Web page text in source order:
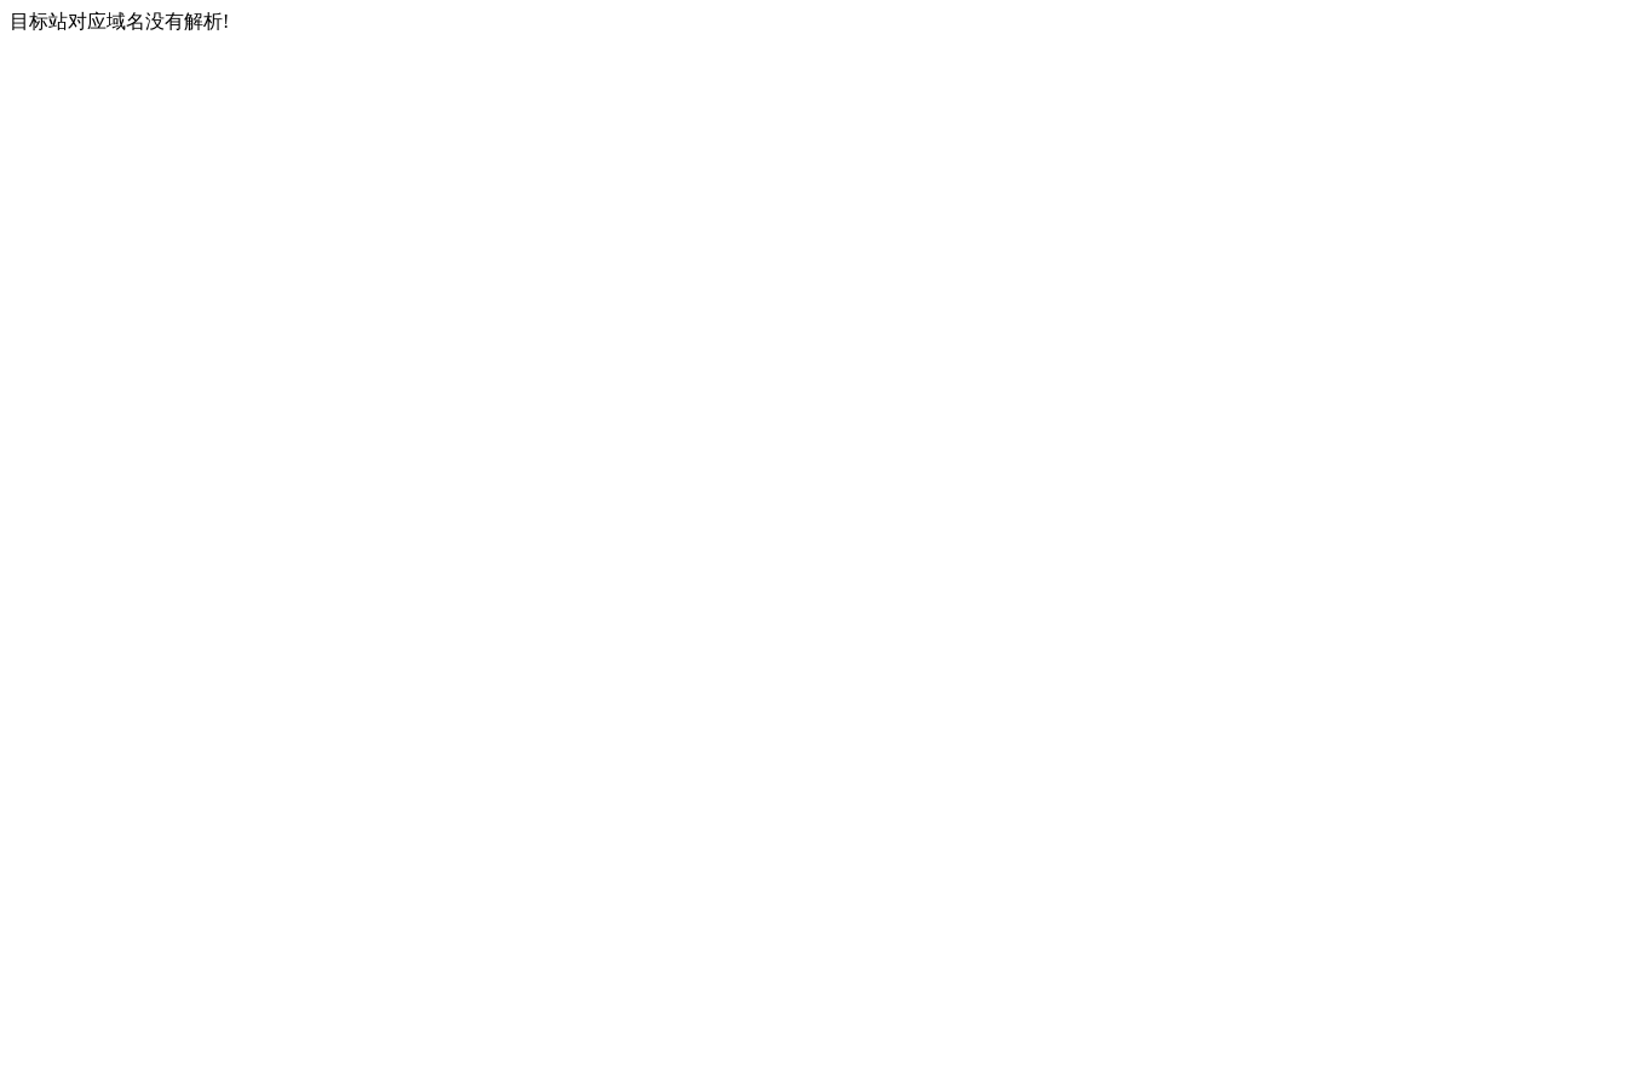
目标站对应域名没有解析!